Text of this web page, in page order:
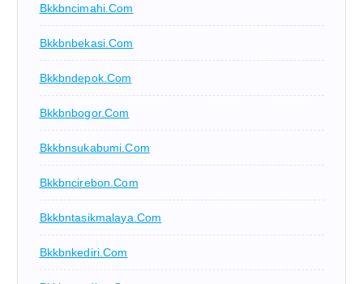
Bkkbncimahi.com
Bkkbnbekasi.com
Bkkbndepok.com
Bkkbnbogor.com
Bkkbnsukabumi.com
Bkkbncirebon.com
Bkkbntasikmalaya.com
Bkkbnkediri.com